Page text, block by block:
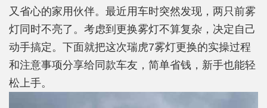
又省心的家用伙伴。最近用车时突然发现，两只前雾
灯同时不亮了。考虑到更换雾灯不算复杂，决定自己
动手搞定。下面就把这次瑞虎7雾灯更换的实操过程
和注意事项分享给同款车友，简单省钱，新手也能轻
松上手。